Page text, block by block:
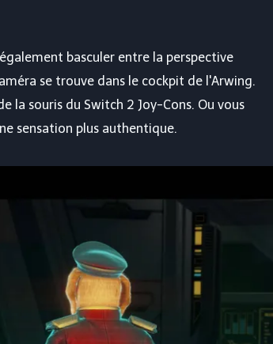
basculer entre la perspective
se trouve dans le cockpit de l'Arwing.
la souris du Switch 2 Joy-Cons. Ou vous
sensation plus authentique.